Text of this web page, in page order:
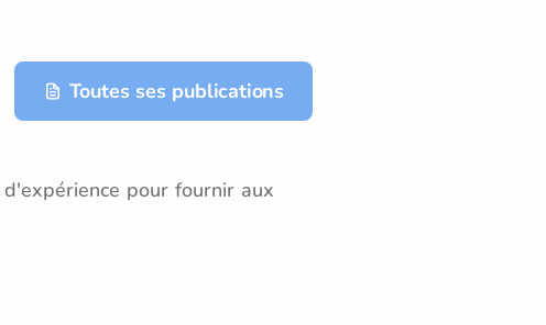
Toutes ses publications
pour fournir aux